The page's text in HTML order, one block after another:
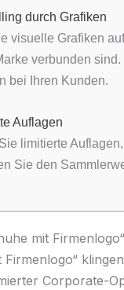
durch Grafiken
visuelle Grafiken
verbunden
bei Ihren Kunden.
Auflagen
limitierte
Sie den
mit
Firmenlogo“
Corporate-